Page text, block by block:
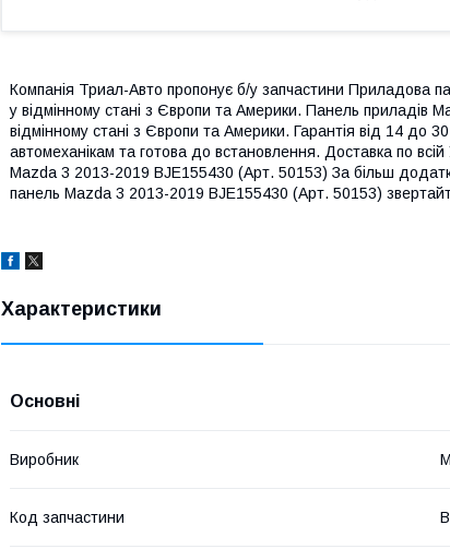
Компанія Триал-Авто пропонує б/у запчастини Приладова
у відмінному стані з Європи та Америки. Панель приладів
відмінному стані з Європи та Америки. Гарантія від 14 до
автомеханікам та готова до встановлення. Доставка по
Mazda 3 2013-2019 BJE155430 (Арт. 50153) За більш
панель Mazda 3 2013-2019 BJE155430 (Арт. 50153)
Характеристики
Основні
Виробник
Код запчастини